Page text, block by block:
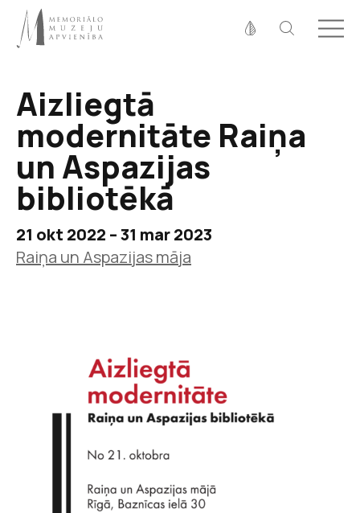
100%
Aizliegtā
modernitāte Raiņa
un Aspazijas
bibliotēkā
21 okt 2022 – 31 mar 2023
Raiņa un Aspazijas māja